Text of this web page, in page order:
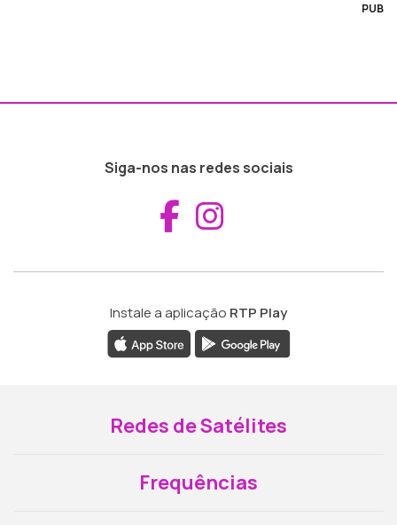
PUB
Siga-nos nas redes sociais
Aceder ao
Instale a aplicação RTP Play
Redes de Satélites
Frequências